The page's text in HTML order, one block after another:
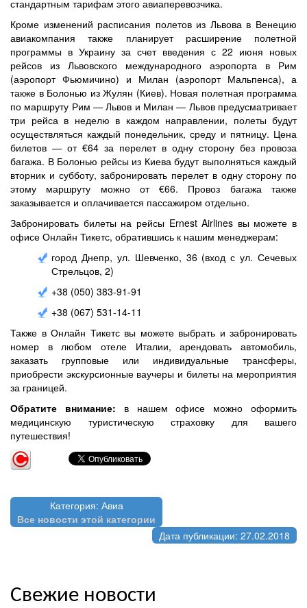
стандартным тарифам этого авиаперевозчика.
Кроме изменений расписания полетов из Львова в Венецию
авиакомпания также планирует расширение полетной
программы в Украину за счет введения с 22 июня новых
рейсов из Львовского международного аэропорта в Рим
(аэропорт Фьюмичино) и Милан (аэропорт Мальпенса), а
также в Болонью из Жулян (Киев). Новая полетная программа
по маршруту Рим — Львов и Милан — Львов предусматривает
три рейса в неделю в каждом направлении, полеты будут
осуществляться каждый понедельник, среду и пятницу. Цена
билетов — от €64 за перелет в одну сторону без провоза
багажа. В Болонью рейсы из Киева будут выполняться каждый
вторник и субботу, забронировать перелет в одну сторону по
этому маршруту можно от €66. Провоз багажа также
заказывается и оплачивается пассажиром отдельно.
Забронировать билеты на рейсы Ernest Airlines вы можете в
офисе Онлайн Тикетс, обратившись к нашим менеджерам:
город Днепр, ул. Шевченко, 36 (вход с ул. Сечевых
Стрельцов, 2)
+38 (050) 383-91-91
+38 (067) 531-14-11
Также в Онлайн Тикетс вы можете выбрать и забронировать
номер в любом отеле Италии, арендовать автомобиль,
заказать групповые или индивидуальные трансферы,
приобрести экскурсионные ваучеры и билеты на мероприятия
за границей.
Обратите внимание: в нашем офисе можно оформить
медицинскую туристическую страховку для вашего
путешествия!
Категория: Авиа
Все новости этой категории
Дата публикации: 27.02.2018
Свежие новости